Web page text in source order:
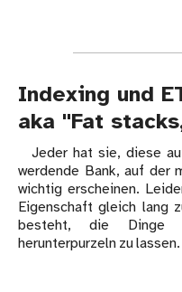
Indexing und
aka "Fat
Jeder hat sie, diese
werdende Bank, auf der
wichtig erscheinen.
Eigenschaft gleich lang
besteht, die Dinge
herunterpurzeln zu